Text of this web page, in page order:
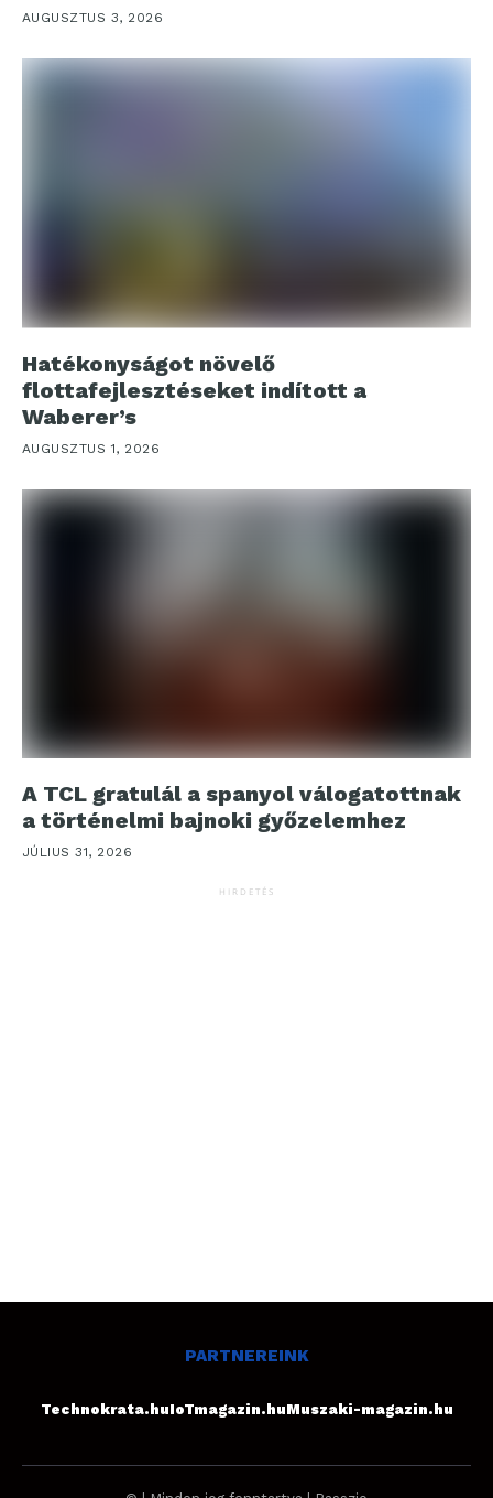
AUGUSZTUS 3, 2026
Hatékonyságot növelő
flottafejlesztéseket indított a
Waberer’s
AUGUSZTUS 1, 2026
A TCL gratulál a spanyol válogatottnak
a történelmi bajnoki győzelemhez
JÚLIUS 31, 2026
HIRDETÉS
PARTNEREINK
Technokrata.huIoTmagazin.huMuszaki-magazin.hu